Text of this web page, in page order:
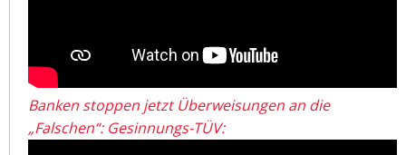
Banken stoppen jetzt Überweisungen an die
„Falschen“: Gesinnungs-TÜV: